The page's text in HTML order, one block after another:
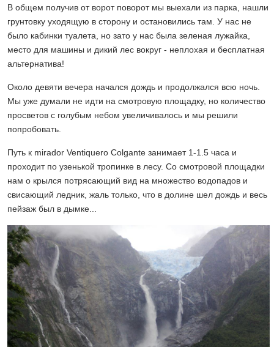
В общем получив от ворот поворот мы выехали из парка, нашли
грунтовку уходящую в сторону и остановились там. У нас не
было кабинки туалета, но зато у нас была зеленая лужайка,
место для машины и дикий лес вокруг - неплохая и бесплатная
альтернатива!
Около девяти вечера начался дождь и продолжался всю ночь.
Мы уже думали не идти на смотровую площадку, но количество
просветов с голубым небом увеличивалось и мы решили
попробовать.
Путь к mirador Ventiquero Colgante занимает 1-1.5 часа и
проходит по узенькой тропинке в лесу. Со смотровой площадки
нам о крылся потрясающий вид на множество водопадов и
свисающий ледник, жаль только, что в долине шел дождь и весь
пейзаж был в дымке...